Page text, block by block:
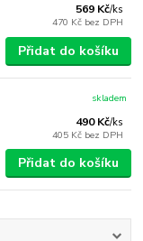
569 Kč/ks
470 Kč bez DPH
Přidat do košíku
490 Kč/ks
405 Kč bez DPH
skladem
Přidat do košíku